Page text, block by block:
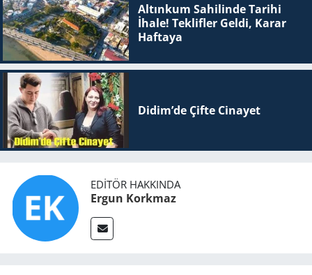
Altınkum Sahilinde Tarihi
İhale! Teklifler Geldi, Karar
Haftaya
Didim’de Çifte Ci­na­yet
EDITÖR HAKKINDA
Ergun Korkmaz